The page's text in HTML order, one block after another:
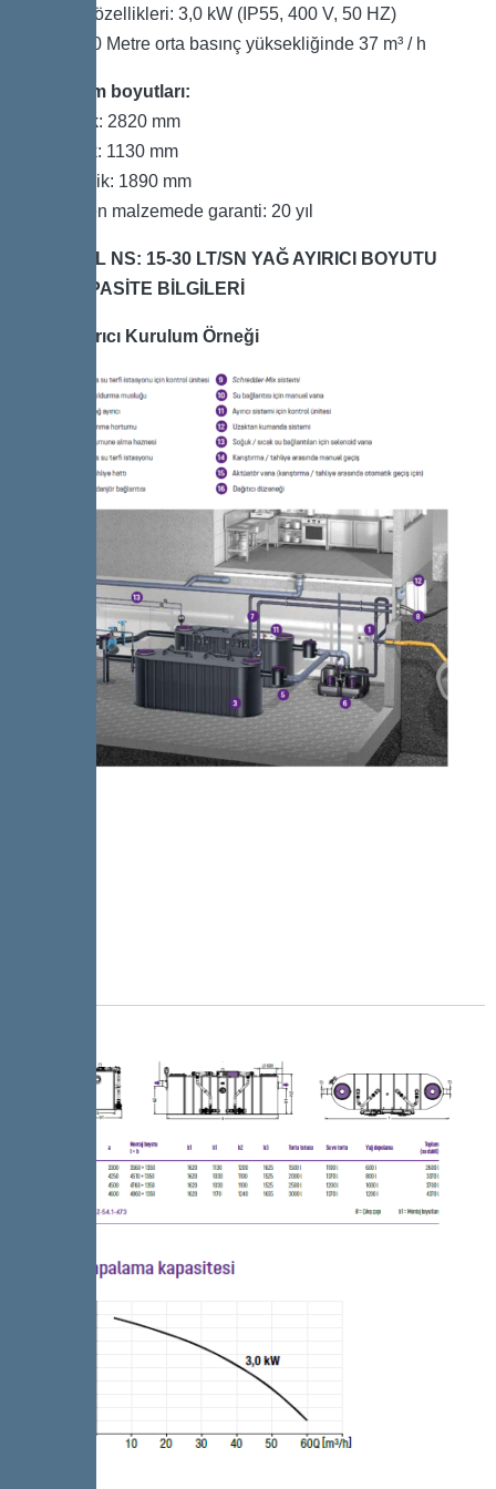
Pompa özellikleri: 3,0 kW (IP55, 400 V, 50 HZ)
Çıkış: 10 Metre orta basınç yüksekliğinde 37 m³ / h
Kurulum boyutları:
Uzunluk: 2820 mm
Genişlik: 1130 mm
Yükseklik: 1890 mm
Polietilen malzemede garanti: 20 yıl
KESSEL NS: 15-30 LT/SN YAĞ AYIRICI BOYUTU
VE KAPASİTE BİLGİLERİ
Yağ Ayırıcı Kurulum Örneği